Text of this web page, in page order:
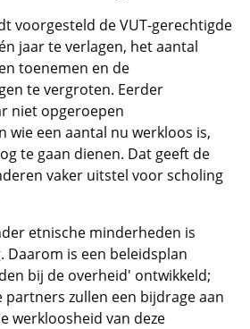
voorgesteld de VUT-gerechtigde
jaar te verlagen, het aantal
toenemen en de
te vergroten. Eerder
niet opgeroepen
wie een aantal nu werkloos is,
te gaan dienen. Dat geeft de
vaker uitstel voor scholing
etnische minderheden is
is een beleidsplan
bij de overheid' ontwikkeld;
partners zullen een bijdrage aan
werkloosheid van deze